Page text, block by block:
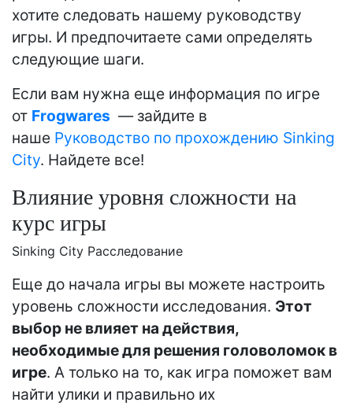
хотите следовать нашему руководству
игры. И предпочитаете сами определять
следующие шаги.
Если вам нужна еще информация по игре
от Frogwares — зайдите в
наше Руководство по прохождению Sinking
City. Найдете все!
Влияние уровня сложности на
курс игры
Sinking City Расследование
Еще до начала игры вы можете настроить
уровень сложности исследования. Этот
выбор не влияет на действия,
необходимые для решения головоломок в
игре. А только на то, как игра поможет вам
найти улики и правильно их